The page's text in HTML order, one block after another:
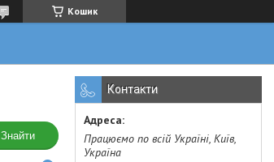
Кошик
Знайти
Контакти
Працюємо по всій Україні, Київ,
Україна